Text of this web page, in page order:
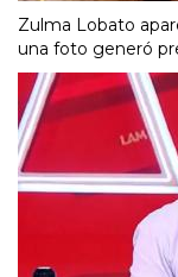
Zulma Lobato
una foto generó